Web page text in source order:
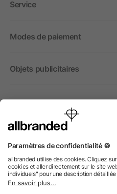
Service
Modes de paiement
Objets publicitaires